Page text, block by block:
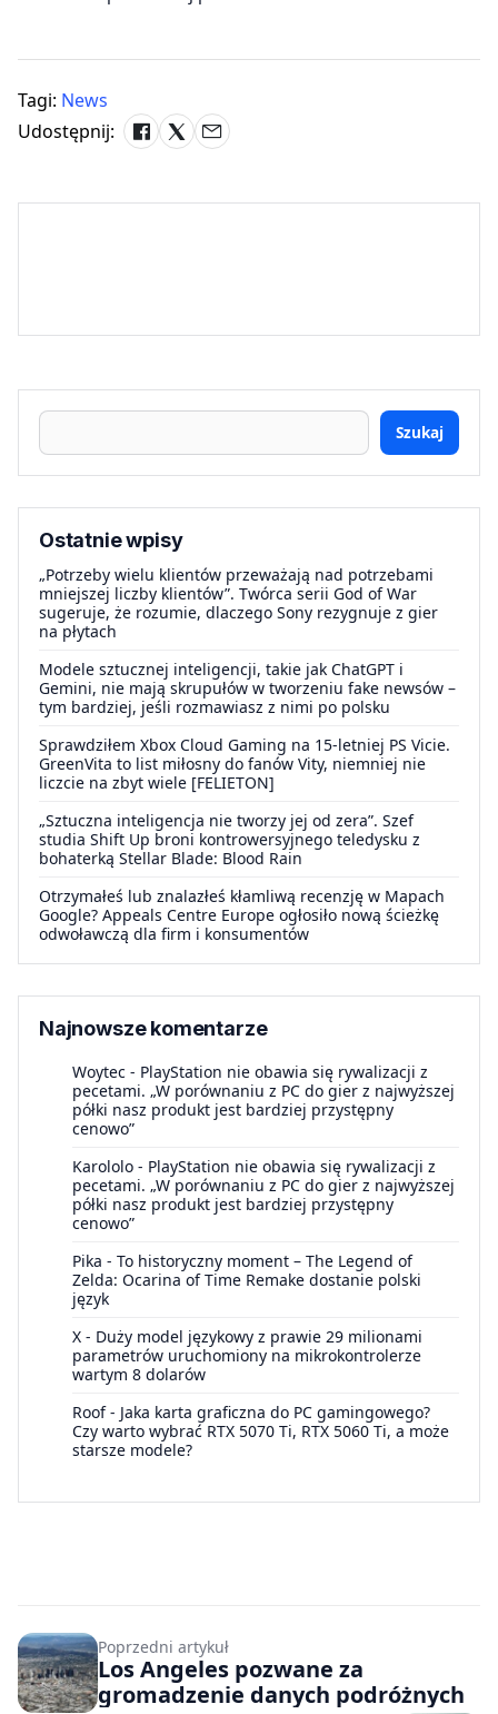
Tagi: News
Udostępnij:
Szukaj
Ostatnie wpisy
„Potrzeby wielu klientów przeważają nad potrzebami
mniejszej liczby klientów”. Twórca serii God of War
sugeruje, że rozumie, dlaczego Sony rezygnuje z gier
na płytach
Modele sztucznej inteligencji, takie jak ChatGPT i
Gemini, nie mają skrupułów w tworzeniu fake newsów –
tym bardziej, jeśli rozmawiasz z nimi po polsku
Sprawdziłem Xbox Cloud Gaming na 15-letniej PS Vicie.
GreenVita to list miłosny do fanów Vity, niemniej nie
liczcie na zbyt wiele [FELIETON]
„Sztuczna inteligencja nie tworzy jej od zera”. Szef
studia Shift Up broni kontrowersyjnego teledysku z
bohaterką Stellar Blade: Blood Rain
Otrzymałeś lub znalazłeś kłamliwą recenzję w Mapach
Google? Appeals Centre Europe ogłosiło nową ścieżkę
odwoławczą dla firm i konsumentów
Najnowsze komentarze
Woytec - PlayStation nie obawia się rywalizacji z
pecetami. „W porównaniu z PC do gier z najwyższej
półki nasz produkt jest bardziej przystępny
cenowo”
Karololo - PlayStation nie obawia się rywalizacji z
pecetami. „W porównaniu z PC do gier z najwyższej
półki nasz produkt jest bardziej przystępny
cenowo”
Pika - To historyczny moment – The Legend of
Zelda: Ocarina of Time Remake dostanie polski
język
X - Duży model językowy z prawie 29 milionami
parametrów uruchomiony na mikrokontrolerze
wartym 8 dolarów
Roof- Jaka karta graficzna do PC gamingowego?
Czy warto wybrać RTX 5070 Ti, RTX 5060 Ti, a może
starsze modele?
Poprzedni artykuł
Los Angeles pozwane za
gromadzenie danych podróżnych